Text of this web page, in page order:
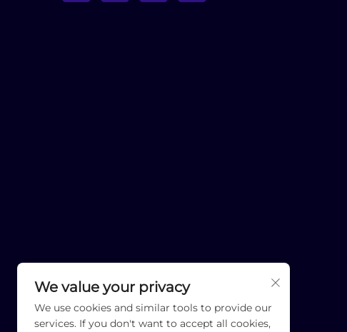
We value your privacy
We use cookies and similar tools to provide our
services. If you don't want to accept all cookies,